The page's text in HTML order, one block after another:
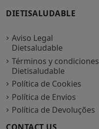
DIETISALUDABLE
Aviso Legal
Dietsaludable
Términos y condiciones
Dietisaludable
Política de Cookies
Política de Envios
Política de Devoluções